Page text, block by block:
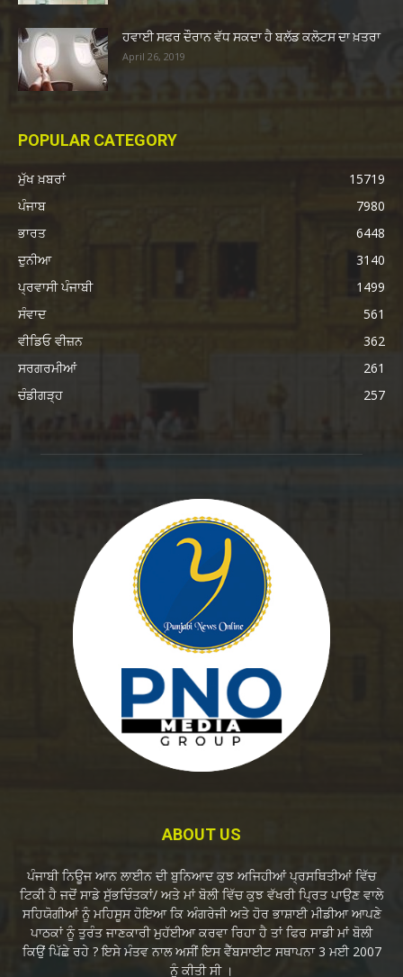
ਹਵਾਈ ਸਫਰ ਦੌਰਾਨ ਵੱਧ ਸਕਦਾ ਹੈ ਬਲੱਡ ਕਲੋਟਸ ਦਾ ਖ਼ਤਰਾ
April 26, 2019
POPULAR CATEGORY
ਮੁੱਖ ਖ਼ਬਰਾਂ
15719
ਪੰਜਾਬ
7980
ਭਾਰਤ
6448
ਦੁਨੀਆ
3140
ਪ੍ਰਵਾਸੀ ਪੰਜਾਬੀ
1499
ਸੰਵਾਦ
561
ਵੀਡਿਓ ਵੀਜ਼ਨ
362
ਸਰਗਰਮੀਆਂ
261
ਚੰਡੀਗੜ੍ਹ
257
ABOUT US
ਪੰਜਾਬੀ ਨਿਊਜ ਆਨ ਲਾਈਨ ਦੀ ਬੁਨਿਆਦ ਕੁਝ ਅਜਿਹੀਆਂ ਪ੍ਰਸਥਿਤੀਆਂ ਵਿੱਚ
ਟਿਕੀ ਹੈ ਜਦੋਂ ਸਾਡੇ ਸੁੱਭਚਿੰਤਕਾਂ/ ਅਤੇ ਮਾਂ ਬੋਲੀ ਵਿੱਚ ਕੁਝ ਵੱਖਰੀ ਪ੍ਰਿਤ ਪਾਉਣ ਵਾਲੇ
ਸਹਿਯੋਗੀਆਂ ਨੂੰ ਮਹਿਸੂਸ ਹੋਇਆ ਕਿ ਅੰਗਰੇਜੀ ਅਤੇ ਹੋਰ ਭਾਸ਼ਾਈ ਮੀਡੀਆ ਆਪਣੇ
ਪਾਠਕਾਂ ਨੂੰ ਤੁਰੰਤ ਜਾਣਕਾਰੀ ਮੁਹੱਈਆ ਕਰਵਾ ਰਿਹਾ ਹੈ ਤਾਂ ਫਿਰ ਸਾਡੀ ਮਾਂ ਬੋਲੀ
ਕਿਉਂ ਪਿੱਛੇ ਰਹੇ ? ਇਸੇ ਮੰਤਵ ਨਾਲ ਅਸੀਂ ਇਸ ਵੈੱਬਸਾਈਟ ਸਥਾਪਨਾ 3 ਮਈ 2007
ਨੂੰ ਕੀਤੀ ਸੀ ।